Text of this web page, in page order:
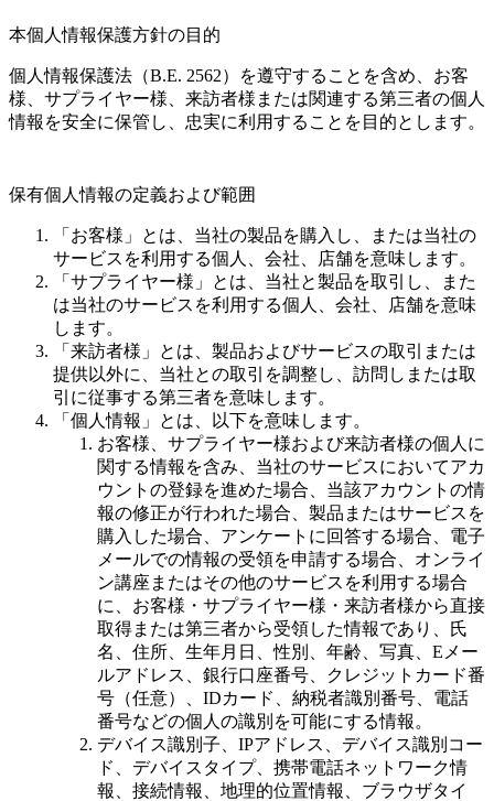
本個人情報保護方針の目的
個人情報保護法（B.E. 2562）を遵守することを含め、お客
様、サプライヤー様、来訪者様または関連する第三者の個人
情報を安全に保管し、忠実に利用することを目的とします。
保有個人情報の定義および範囲
「お客様」とは、当社の製品を購入し、または当社の
サービスを利用する個人、会社、店舗を意味します。
「サプライヤー様」とは、当社と製品を取引し、また
は当社のサービスを利用する個人、会社、店舗を意味
します。
「来訪者様」とは、製品およびサービスの取引または
提供以外に、当社との取引を調整し、訪問しまたは取
引に従事する第三者を意味します。
「個人情報」とは、以下を意味します。
お客様、サプライヤー様および来訪者様の個人に
関する情報を含み、当社のサービスにおいてアカ
ウントの登録を進めた場合、当該アカウントの情
報の修正が行われた場合、製品またはサービスを
購入した場合、アンケートに回答する場合、電子
メールでの情報の受領を申請する場合、オンライ
ン講座またはその他のサービスを利用する場合
に、お客様・サプライヤー様・来訪者様から直接
取得または第三者から受領した情報であり、氏
名、住所、生年月日、性別、年齢、写真、Eメー
ルアドレス、銀行口座番号、クレジットカード番
号（任意）、IDカード、納税者識別番号、電話
番号などの個人の識別を可能にする情報。
デバイス識別子、IPアドレス、デバイス識別コー
ド、デバイスタイプ、携帯電話ネットワーク情
報、接続情報、地理的位置情報、ブラウザタイ